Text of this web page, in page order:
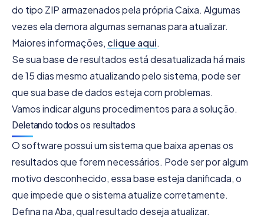
do tipo ZIP armazenados pela própria Caixa. Algumas
vezes ela demora algumas semanas para atualizar.
Maiores informações, clique aqui.
Se sua base de resultados está desatualizada há mais
de 15 dias mesmo atualizando pelo sistema, pode ser
que sua base de dados esteja com problemas.
Vamos indicar alguns procedimentos para a solução.
Deletando todos os resultados
O software possui um sistema que baixa apenas os
resultados que forem necessários. Pode ser por algum
motivo desconhecido, essa base esteja danificada, o
que impede que o sistema atualize corretamente.
Defina na Aba, qual resultado deseja atualizar.